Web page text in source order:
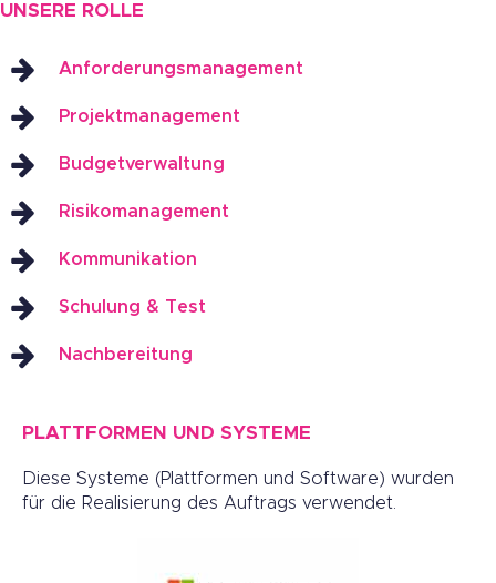
UNSERE ROLLE
Anforderungsmanagement
Projektmanagement
Budgetverwaltung
Risikomanagement
Kommunikation
Schulung & Test
Nachbereitung
PLATTFORMEN UND SYSTEME
Diese Systeme (Plattformen und Software) wurden
für die Realisierung des Auftrags verwendet.